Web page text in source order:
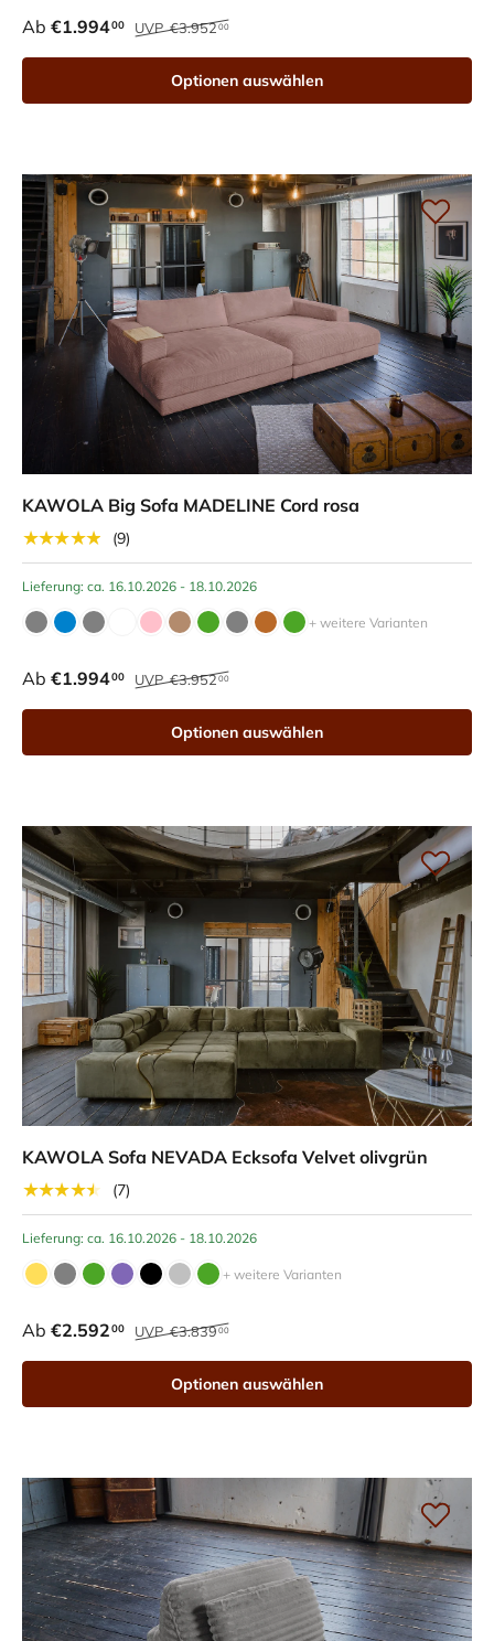
Ab €1.99400 UVP€3.95200
Optionen auswählen
KAWOLA Big Sofa MADELINE Cord rosa
★★★★★
(9)
Lieferung: ca. 16.10.2026 - 18.10.2026
+ weitere Varianten
Ab €1.99400 UVP€3.95200
Optionen auswählen
KAWOLA Sofa NEVADA Ecksofa Velvet olivgrün
★★★★★
(7)
Lieferung: ca. 16.10.2026 - 18.10.2026
+ weitere Varianten
Ab €2.59200 UVP€3.83900
Optionen auswählen